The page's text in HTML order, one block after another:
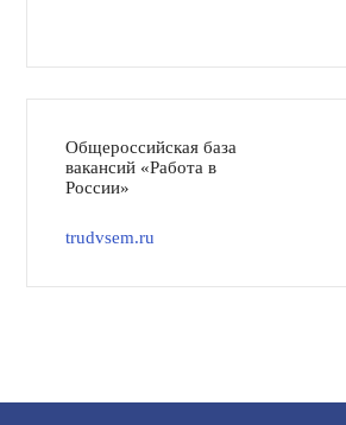
Общероссийская база
вакансий «Работа в
России»
trudvsem.ru